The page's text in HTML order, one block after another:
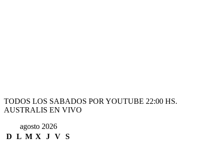
TODOS LOS SABADOS POR YOUTUBE 22:00 HS.
AUSTRALIS EN VIVO
agosto 2026
D L M X J V S